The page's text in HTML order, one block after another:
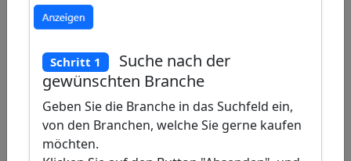
Schritt 1
Suche nach der
gewünschten Branche
Geben Sie die Branche in das Suchfeld ein,
von den Branchen, welche Sie gerne kaufen
möchten.